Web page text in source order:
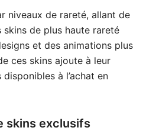
niveaux de rareté, allant de
de plus haute rareté
et des animations plus
ces skins ajoute à leur
à l’achat en
skins exclusifs